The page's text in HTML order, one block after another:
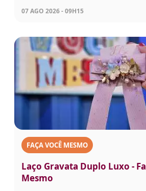
07 AGO 2026 - 09H15
FAÇA VOCÊ MESMO
Laço Gravata Duplo Luxo -
Mesmo